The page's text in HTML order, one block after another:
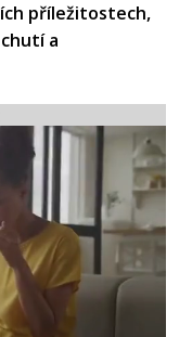
příležitostech,
a